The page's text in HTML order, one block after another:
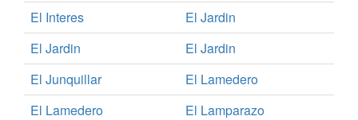
El Interes
El Jardin
El Jardin
El Jardin
El Junquillar
El Lamedero
El Lamedero
El Lamparazo